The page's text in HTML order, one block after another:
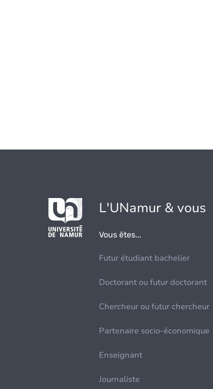
L'UNamur & vous
Vous êtes...
Futur étudiant bachelier
Doctorant ou futur doctorant
Chercheur ou futur chercheur
Partenaire socio-économique
Enseignant
Journaliste